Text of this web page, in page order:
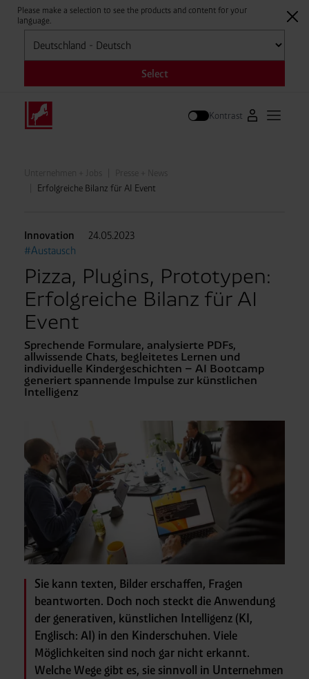
Please make a selection to see the products and content for your
language.
Auswählen
Select
Kontrast Zum
Unternehmen + Jobs
Presse + News
Erfolgreiche Bilanz für AI Event
Innovation
24.05.2023
#Austausch
Pizza, Plugins, Prototypen:
Erfolgreiche Bilanz für AI
Event
Sprechende Formulare, analysierte PDFs,
allwissende Chats, begleitetes Lernen und
individuelle Kindergeschichten – AI Bootcamp
generiert spannende Impulse zur künstlichen
Intelligenz
Sie kann texten, Bilder erschaffen, Fragen
beantworten. Doch noch steckt die Anwendung
der generativen, künstlichen Intelligenz (KI,
Englisch: AI) in den Kinderschuhen. Viele
Möglichkeiten sind noch gar nicht erkannt.
Welche Wege gibt es, sie sinnvoll in Unternehmen